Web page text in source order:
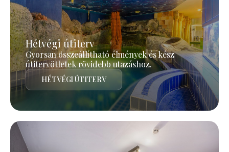
Hétvégi útiterv
Gyorsan összeállítható élmények és kész
útitervötletek rövidebb utazáshoz.
HÉTVÉGI ÚTITERV